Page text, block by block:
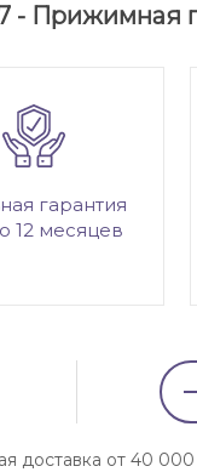
- Прижимная
гарантия
12 месяцев
доставка от 40